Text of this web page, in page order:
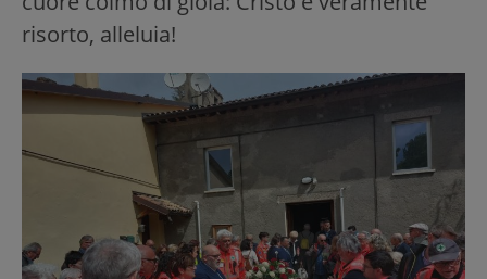
risorto, alleluia!